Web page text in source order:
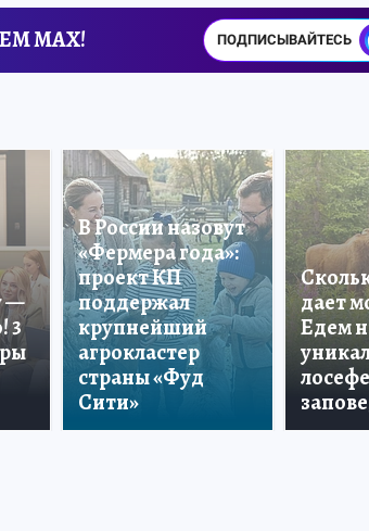
MAX! ПОДПИСЫВАЙТЕСЬ
—
3
В России назовут
«Фермера года»:
проект КП
поддержал
крупнейший
агрокластер
страны «Фуд
Сити»
дает
Едем